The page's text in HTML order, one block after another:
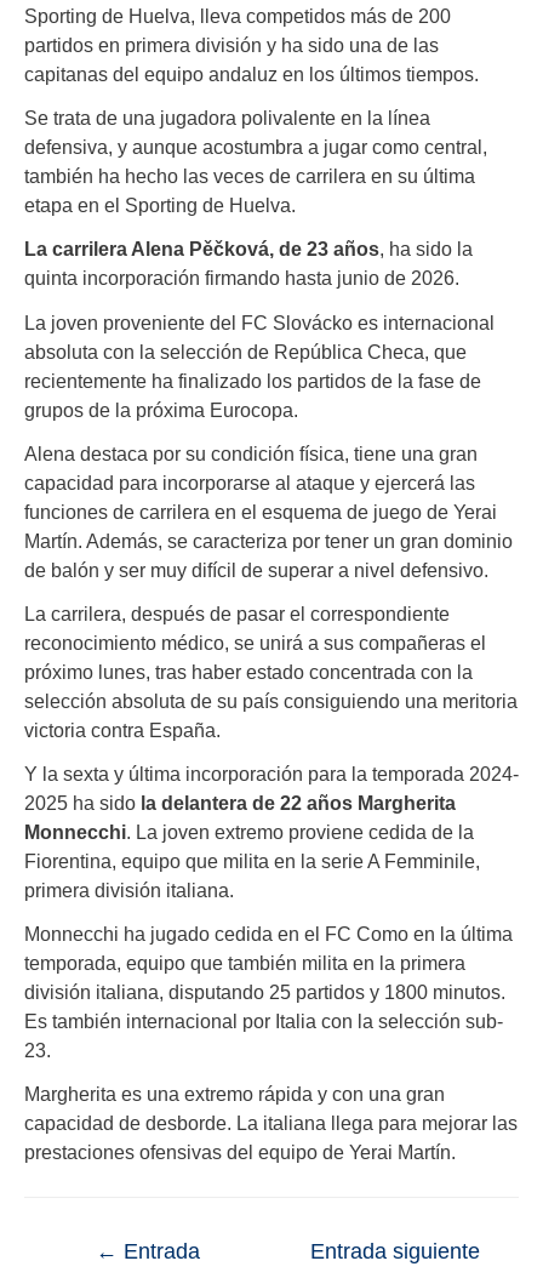
Sporting de Huelva, lleva competidos más de 200
partidos en primera división y ha sido una de las
capitanas del equipo andaluz en los últimos tiempos.
Se trata de una jugadora polivalente en la línea
defensiva, y aunque acostumbra a jugar como central,
también ha hecho las veces de carrilera en su última
etapa en el Sporting de Huelva.
La carrilera Alena Pěčková, de 23 años, ha sido la
quinta incorporación firmando hasta junio de 2026.
La joven proveniente del FC Slovácko es internacional
absoluta con la selección de República Checa, que
recientemente ha finalizado los partidos de la fase de
grupos de la próxima Eurocopa.
Alena destaca por su condición física, tiene una gran
capacidad para incorporarse al ataque y ejercerá las
funciones de carrilera en el esquema de juego de Yerai
Martín. Además, se caracteriza por tener un gran dominio
de balón y ser muy difícil de superar a nivel defensivo.
La carrilera, después de pasar el correspondiente
reconocimiento médico, se unirá a sus compañeras el
próximo lunes, tras haber estado concentrada con la
selección absoluta de su país consiguiendo una meritoria
victoria contra España.
Y la sexta y última incorporación para la temporada 2024-
2025 ha sido la delantera de 22 años Margherita
Monnecchi. La joven extremo proviene cedida de la
Fiorentina, equipo que milita en la serie A Femminile,
primera división italiana.
Monnecchi ha jugado cedida en el FC Como en la última
temporada, equipo que también milita en la primera
división italiana, disputando 25 partidos y 1800 minutos.
Es también internacional por Italia con la selección sub-
23.
Margherita es una extremo rápida y con una gran
capacidad de desborde. La italiana llega para mejorar las
prestaciones ofensivas del equipo de Yerai Martín.
← Entrada
Entrada siguiente